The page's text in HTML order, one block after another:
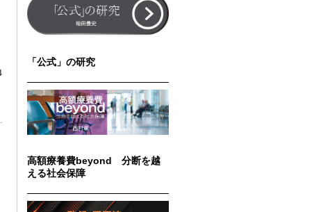
「公式」の研究
高額療養費beyond 分断を越
える社会保障